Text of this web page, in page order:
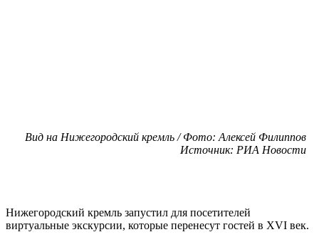
Вид на Нижегородский кремль / Фото: Алексей Филиппов
Источник: РИА Новости
Нижегородский кремль запустил для посетителей
виртуальные экскурсии, которые перенесут гостей в XVI век.